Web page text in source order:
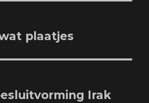
plaatjes
Irak